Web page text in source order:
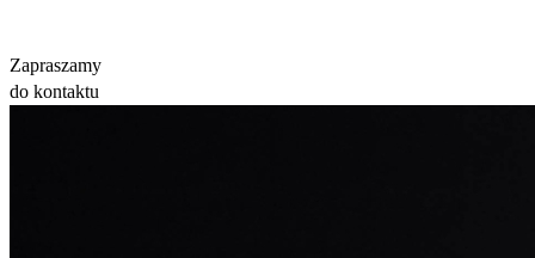
Zapraszamy
do kontaktu